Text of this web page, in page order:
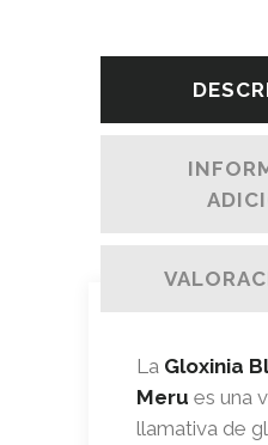
La Gloxinia
Meru es una
llamativa de